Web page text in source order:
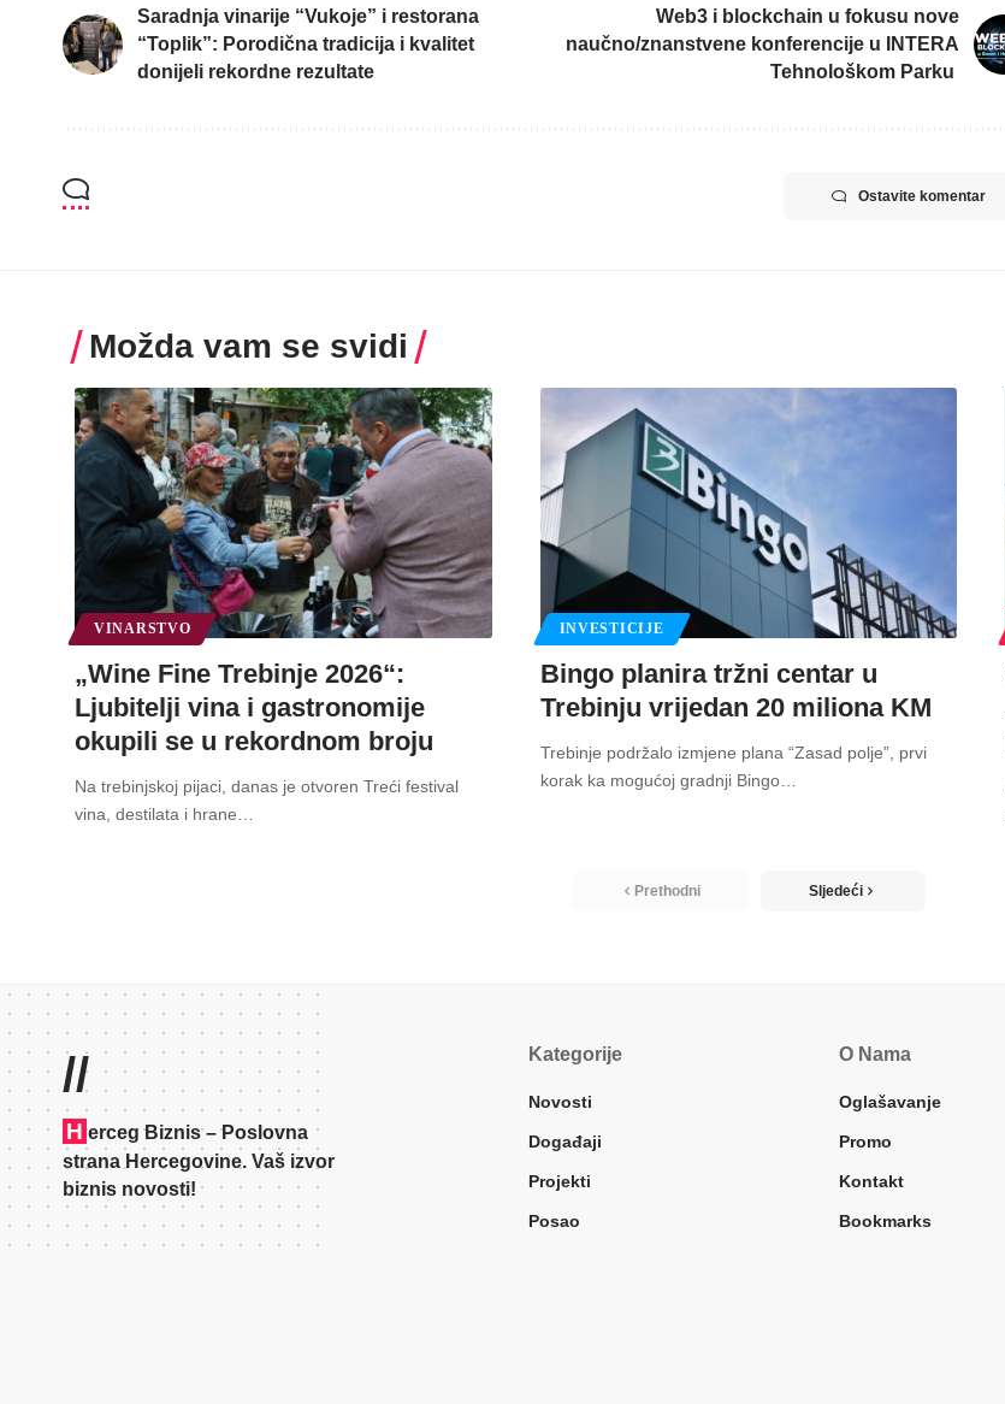
Saradnja vinarije “Vukoje” i restorana
“Toplik”: Porodična tradicija i kvalitet
donijeli rekordne rezultate
Web3 i blockchain u fokusu nove
naučno/znanstvene konferencije u INTERA
Tehnološkom Parku
Ostavite komentar
Možda vam se svidi
VINARSTVO
„Wine Fine Trebinje 2026“:
Ljubitelji vina i gastronomije
okupili se u rekordnom broju
Na trebinjskoj pijaci, danas je otvoren Treći festival
vina, destilata i hrane
INVESTICIJE
Bingo planira tržni centar u
Trebinju vrijedan 20 miliona KM
Trebinje podržalo izmjene plana “Zasad polje”, prvi
korak ka mogućoj gradnji Bingo…
Prethodni Sljedeći
//
H erceg Biznis – Poslovna
strana Hercegovine. Vaš izvor
biznis novosti!
Kategorije
Novosti
Događaji
Projekti
Posao
O Nama
Oglašavanje
Promo
Kontakt
Bookmarks